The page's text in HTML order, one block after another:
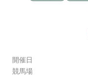
開催日
競馬場